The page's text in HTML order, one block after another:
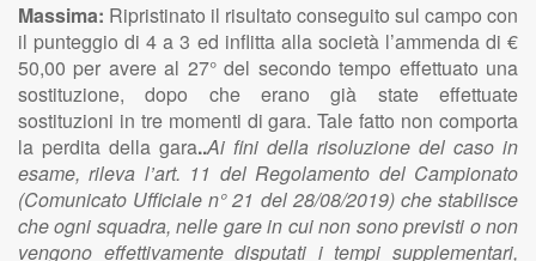
Massima: Ripristinato il risultato conseguito sul campo con
il punteggio di 4 a 3 ed inflitta alla società l’ammenda di €
50,00 per avere al 27° del secondo tempo effettuato una
sostituzione, dopo che erano già state effettuate
sostituzioni in tre momenti di gara. Tale fatto non comporta
la perdita della gara..Ai fini della risoluzione del caso in
esame, rileva l’art. 11 del Regolamento del Campionato
(Comunicato Ufficiale n° 21 del 28/08/2019) che stabilisce
che ogni squadra, nelle gare in cui non sono previsti o non
vengono effettivamente disputati i tempi supplementari,